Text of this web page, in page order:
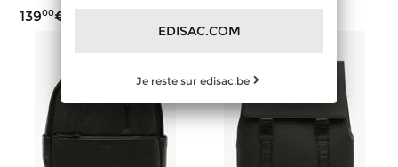
13900
EDISAC.COM
Je reste sur edisac.be